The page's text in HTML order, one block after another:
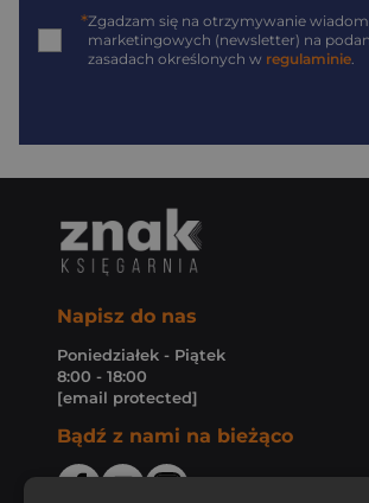
*Zgadzam się na otrzymywanie
marketingowych (newsletter) na
zasadach określonych w regulaminie.
Napisz do nas
Poniedziałek - Piątek
8:00 - 18:00
[email protected]
Bądź z nami na bieżąco